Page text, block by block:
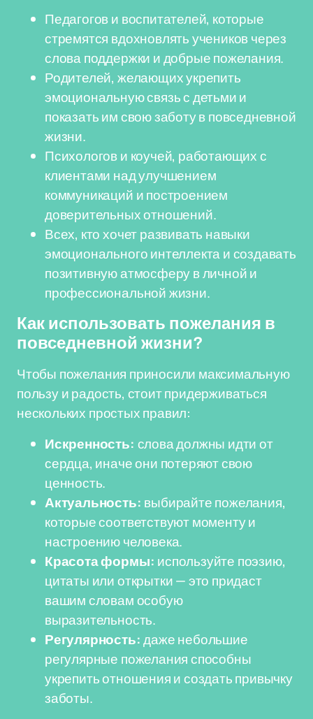
Педагогов и воспитателей, которые
стремятся вдохновлять учеников через
слова поддержки и добрые пожелания.
Родителей, желающих укрепить
эмоциональную связь с детьми и
показать им свою заботу в повседневной
жизни.
Психологов и коучей, работающих с
клиентами над улучшением
коммуникаций и построением
доверительных отношений.
Всех, кто хочет развивать навыки
эмоционального интеллекта и создавать
позитивную атмосферу в личной и
профессиональной жизни.
Как использовать пожелания в
повседневной жизни?
Чтобы пожелания приносили максимальную
пользу и радость, стоит придерживаться
нескольких простых правил:
Искренность: слова должны идти от
сердца, иначе они потеряют свою
ценность.
Актуальность: выбирайте пожелания,
которые соответствуют моменту и
настроению человека.
Красота формы: используйте поэзию,
цитаты или открытки — это придаст
вашим словам особую
выразительность.
Регулярность:даже небольшие
регулярные пожелания способны
укрепить отношения и создать привычку
заботы.